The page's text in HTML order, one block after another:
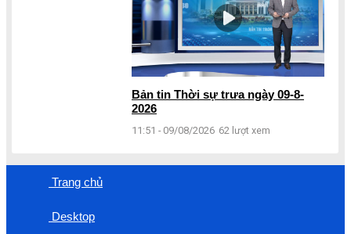
Bản tin Thời sự trưa ngày 09-8-
2026
11:51 - 09/08/2026 62 lượt xem
Trang chủ
Desktop